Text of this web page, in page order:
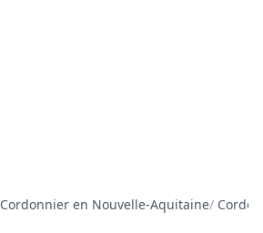
Cordonnier en Nouvelle-Aquitaine/